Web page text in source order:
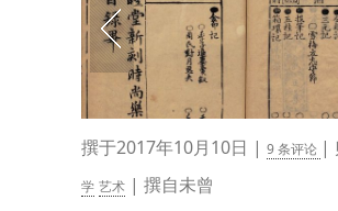
撰于2017年10月10日 | 9 条评论 |
学 艺术 | 撰自未曾